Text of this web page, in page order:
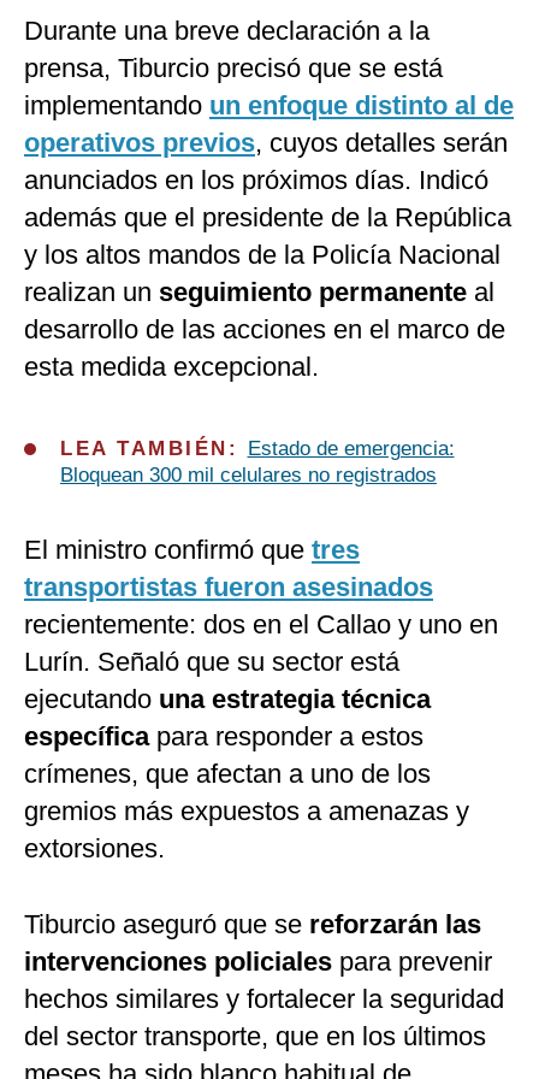
Durante una breve declaración a la
prensa, Tiburcio precisó que se está
implementando un enfoque distinto al de
operativos previos, cuyos detalles serán
anunciados en los próximos días. Indicó
además que el presidente de la República
y los altos mandos de la Policía Nacional
realizan un seguimiento permanente al
desarrollo de las acciones en el marco de
esta medida excepcional.
LEA TAMBIÉN:
Estado de emergencia:
Bloquean 300 mil celulares no registrados
El ministro confirmó que tres
transportistas fueron asesinados
recientemente: dos en el Callao y uno en
Lurín. Señaló que su sector está
ejecutando una estrategia técnica
específicapara responder a estos
crímenes, que afectan a uno de los
gremios más expuestos a amenazas y
extorsiones.
Tiburcio aseguró que se reforzarán las
intervenciones policiales para prevenir
hechos similares y fortalecer la seguridad
del sector transporte, que en los últimos